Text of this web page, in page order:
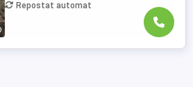
Repostat automat